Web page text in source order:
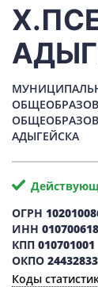
Учредитель
Долги
АДЫГЕЙСКА
ОГРН
ИНН
КПП 010701001
ОКПО 24432833
Коды